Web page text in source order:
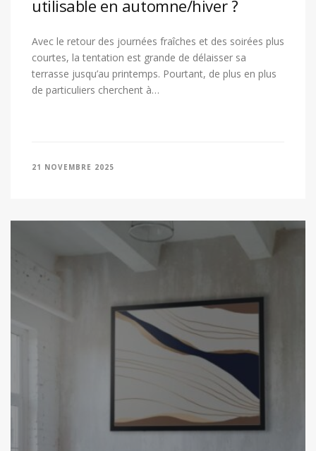
utilisable en automne/hiver ?
Avec le retour des journées fraîches et des soirées plus
courtes, la tentation est grande de délaisser sa
terrasse jusqu’au printemps. Pourtant, de plus en plus
de particuliers cherchent à…
21 NOVEMBRE 2025